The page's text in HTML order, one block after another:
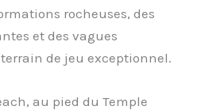
rocheuses, des
et des vagues
de jeu exceptionnel.
au pied du Temple